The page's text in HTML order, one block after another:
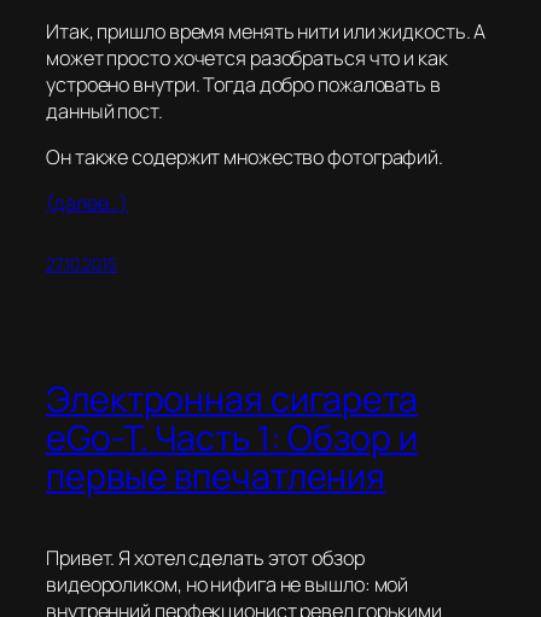
Итак, пришло время менять нити или жидкость. А
может просто хочется разобраться что и как
устроено внутри. Тогда добро пожаловать в
данный пост.
Он также содержит множество фотографий.
(далее…)
27.10.2015
Электронная сигарета
eGo-T. Часть 1: Обзор и
первые впечатления
Привет. Я хотел сделать этот обзор
видеороликом, но нифига не вышло: мой
внутренний перфекционист ревел горькими